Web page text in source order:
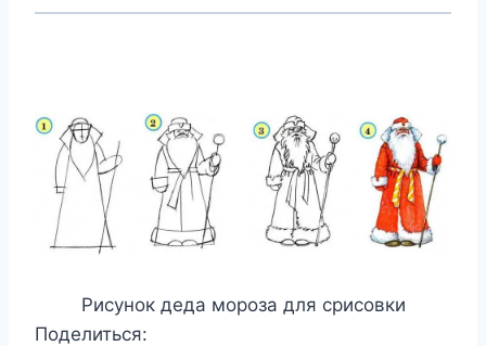
Рисунок деда мороза для срисовки
Поделиться: